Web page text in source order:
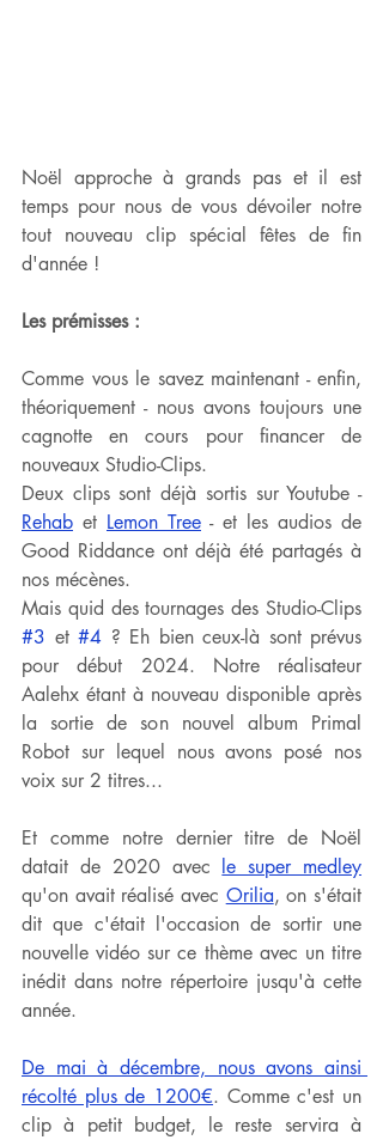
Noël approche à grands pas et il est
temps pour nous de vous dévoiler notre
tout nouveau clip spécial fêtes de fin
d'année !
Les prémisses :
Comme vous le savez maintenant - enfin,
théoriquement - nous avons toujours une
cagnotte en cours pour financer de
nouveaux Studio-Clips.
Deux clips sont déjà sortis sur Youtube -
Rehab et Lemon Tree - et les audios de
Good Riddance ont déjà été partagés à
nos mécènes.
#3 et #4 ? Eh bien ceux-là sont prévus
pour début 2024. Notre réalisateur
Aalehx étant à nouveau disponible après
la sortie de son nouvel album Primal
Robot sur lequel nous avons posé nos
voix sur 2 titres...
Et comme notre dernier titre de Noël
datait de 2020 avec
le super medley
qu'on avait réalisé avec Orilia, on s'était
dit que c'était l'occasion de sortir une
nouvelle vidéo sur ce thème avec un titre
inédit dans notre répertoire jusqu'à cette
année.
De mai à décembre, nous avons ainsi
récolté plus de 1200€. Comme c'est un
clip à petit budget, le reste servira à